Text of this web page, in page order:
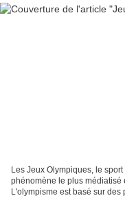
Les Jeux Olympiques, le
phénomène le plus médiatisé
L'olympisme est basé sur des